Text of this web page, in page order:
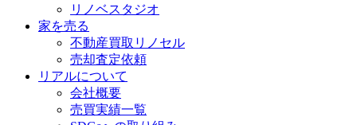
リノベスタジオ
家を売る
不動産買取リノセル
売却査定依頼
リアルについて
会社概要
売買実績一覧